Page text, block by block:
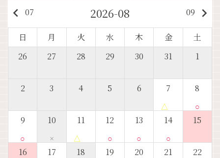
keyboard_arrow_left 07 2026-08 09 keyboard_arrow_right
日 月 火 水 木 金
土
26
27 28 29 30 31 1
2 3 4 5 6 7
△
8
○
9
○
10
×
11
△
12
○
13
○
14
○
15
16 17 18 19 20 21 22